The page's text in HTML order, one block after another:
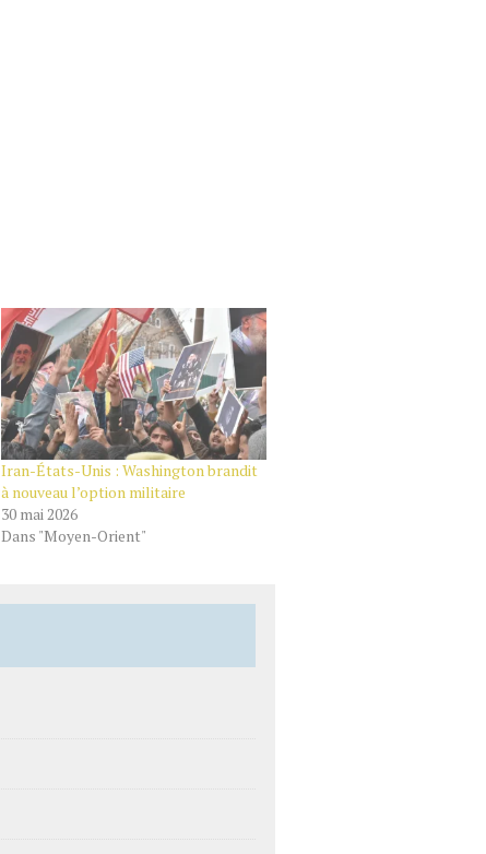
Iran-États-Unis : Washington brandit
à nouveau l’option militaire
30 mai 2026
Dans "Moyen-Orient"